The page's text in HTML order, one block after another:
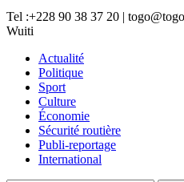
Tel :+228 90 38 37 20 |
Wuiti
Actualité
Politique
Sport
Culture
Économie
Sécurité routière
Publi-reportage
International